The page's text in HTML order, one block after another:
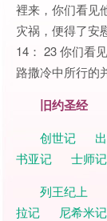
裡来，你们看见
灾祸，便得了安
14： 23 你们看
路撒冷中所行的
旧约圣经
创世记
书亚记
士师记
列王纪上
拉记
尼希米记